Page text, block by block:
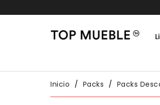
Inicio Packs Packs